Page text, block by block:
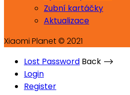
Zubní kartáčky
Aktualizace
Xiaomi Planet © 2021
Lost Password Back ⟶
Login
Register